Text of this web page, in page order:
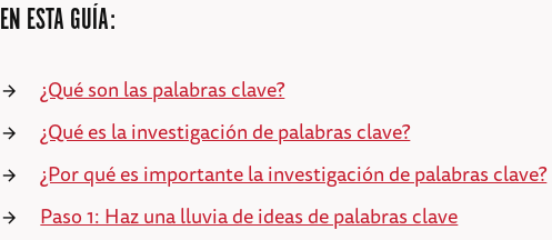
EN ESTA GUÍA:
¿Qué son las palabras clave?
¿Qué es la investigación de palabras clave?
¿Por qué es importante la investigación de palabras clave?
Paso 1: Haz una lluvia de ideas de palabras clave